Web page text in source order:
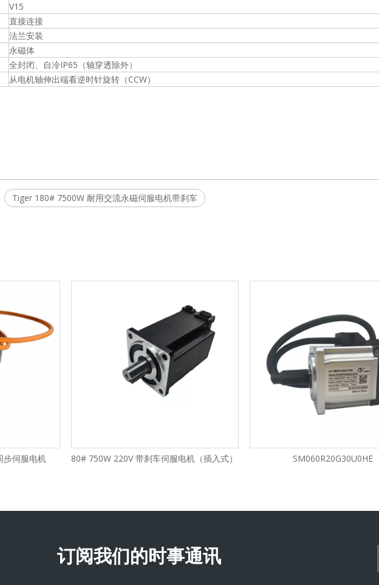
V15
直接连接
法兰安装
永磁体
全封闭、自冷IP65（轴穿透除外）
从电机轴伸出端看逆时针旋转（CCW）
Tiger 180# 7500W 耐用交流永磁伺服电机带刹车
步伺服电机 80# 750W 220V 带刹车伺服电机（插入式） SM060R20G30U0HE
订阅我们的时事通讯